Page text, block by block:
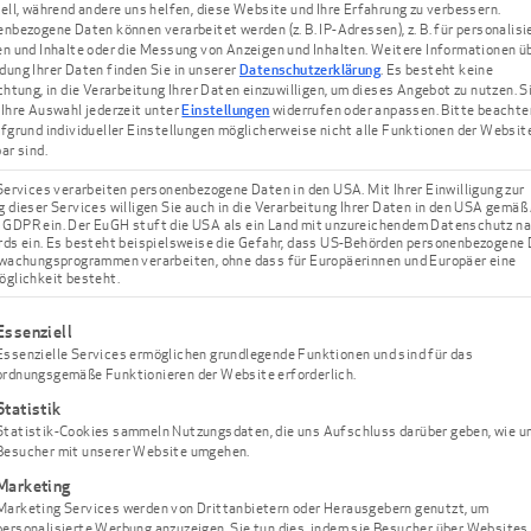
Ihnen die
Die örtliche Betäubung
Bereich für die Dauer
Bewusstsein, und auch
Vorbereitung einer
Betäubungsmittel
Einstiche der
Besonders Kinder
beim
gibt es?
Tag
pflegen
während andere uns helfen, diese Website und Ihre Erfahrung zu verbessern.
Daten können verarbeitet werden (z. B. IP-Adressen), z. B. für
und Inhalte oder die Messung von Anzeigen und Inhalten.Weitere Informationen
Ihrer Daten finden Sie in unsererDatenschutzerklärung. Es besteht keine
in die Verarbeitung Ihrer Daten einzuwilligen, um dieses Angebot zu nutzen.
Auswahl jederzeit unterEinstellungenwiderrufen oder anpassen.Bitte
individueller Einstellungen möglicherweise nicht alle Funktionen der
sind.
verarbeiten personenbezogene Daten in den USA. Mit Ihrer Einwilligung zur
dieser Services willigen Sie auch in die Verarbeitung Ihrer Daten in den USA
ein. Der EuGH stuft die USA als ein Land mit unzureichendem Datenschutz
ein. Es besteht beispielsweise die Gefahr, dass US-Behörden personenbezogene
verarbeiten, ohne dass für Europäerinnen und Europäer eine
besteht.
eine Liste der Service-Gruppen, für die eine Einwilligung
Services ermöglichen grundlegende Funktionen und sind für das
Funktionieren der Website erforderlich.
Cookies sammeln Nutzungsdaten, die uns Aufschluss darüber geben, wie
mit unserer Website umgehen.
Services werden von Drittanbietern oder Herausgebern genutzt, um